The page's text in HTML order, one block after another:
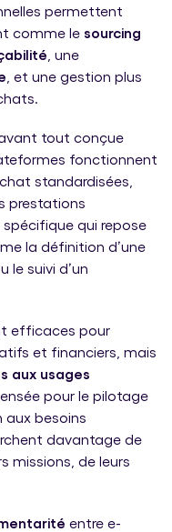
permettent
comme le sourcing
, une
, et une gestion plus
tout conçue
fonctionnent
standardisées,
prestations
qui repose
la définition d’une
le suivi d’un
efficaces pour
et financiers, mais
aux usages
pour le pilotage
aux besoins
davantage de
missions, de leurs
entre e-